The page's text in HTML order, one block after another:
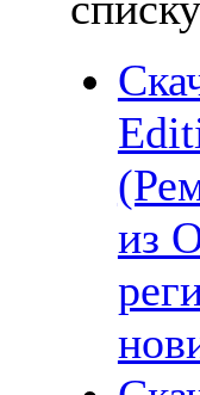
из